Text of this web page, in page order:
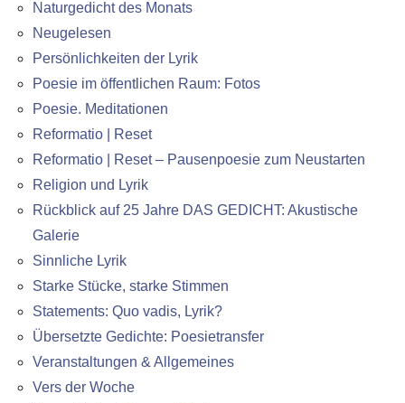
Naturgedicht des Monats
Neugelesen
Persönlichkeiten der Lyrik
Poesie im öffentlichen Raum: Fotos
Poesie. Meditationen
Reformatio | Reset
Reformatio | Reset – Pausenpoesie zum Neustarten
Religion und Lyrik
Rückblick auf 25 Jahre DAS GEDICHT: Akustische
Galerie
Sinnliche Lyrik
Starke Stücke, starke Stimmen
Statements: Quo vadis, Lyrik?
Übersetzte Gedichte: Poesietransfer
Veranstaltungen & Allgemeines
Vers der Woche